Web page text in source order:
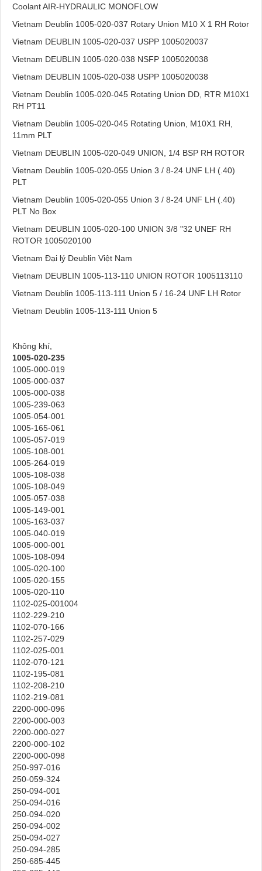
Coolant AIR-HYDRAULIC MONOFLOW
Vietnam Deublin 1005-020-037 Rotary Union M10 X 1 RH Rotor
Vietnam DEUBLIN 1005-020-037 USPP 1005020037
Vietnam DEUBLIN 1005-020-038 NSFP 1005020038
Vietnam DEUBLIN 1005-020-038 USPP 1005020038
Vietnam Deublin 1005-020-045 Rotating Union DD, RTR M10X1
RH PT11
Vietnam Deublin 1005-020-045 Rotating Union, M10X1 RH,
11mm PLT
Vietnam DEUBLIN 1005-020-049 UNION, 1/4 BSP RH ROTOR
Vietnam Deublin 1005-020-055 Union 3 / 8-24 UNF LH (.40)
PLT
Vietnam Deublin 1005-020-055 Union 3 / 8-24 UNF LH (.40)
PLT No Box
Vietnam DEUBLIN 1005-020-100 UNION 3/8 "32 UNEF RH
ROTOR 1005020100
Vietnam Đại lý Deublin Việt Nam
Vietnam DEUBLIN 1005-113-110 UNION ROTOR 1005113110
Vietnam Deublin 1005-113-111 Union 5 / 16-24 UNF LH Rotor
Vietnam Deublin 1005-113-111 Union 5
Không khí,
1005-020-235
1005-000-019
1005-000-037
1005-000-038
1005-239-063
1005-054-001
1005-165-061
1005-057-019
1005-108-001
1005-264-019
1005-108-038
1005-108-049
1005-057-038
1005-149-001
1005-163-037
1005-040-019
1005-000-001
1005-108-094
1005-020-100
1005-020-155
1005-020-110
1102-025-001004
1102-229-210
1102-070-166
1102-257-029
1102-025-001
1102-070-121
1102-195-081
1102-208-210
1102-219-081
2200-000-096
2200-000-003
2200-000-027
2200-000-102
2200-000-098
250-997-016
250-059-324
250-094-001
250-094-016
250-094-020
250-094-002
250-094-027
250-094-285
250-685-445